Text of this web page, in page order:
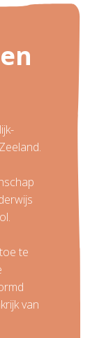
te
van